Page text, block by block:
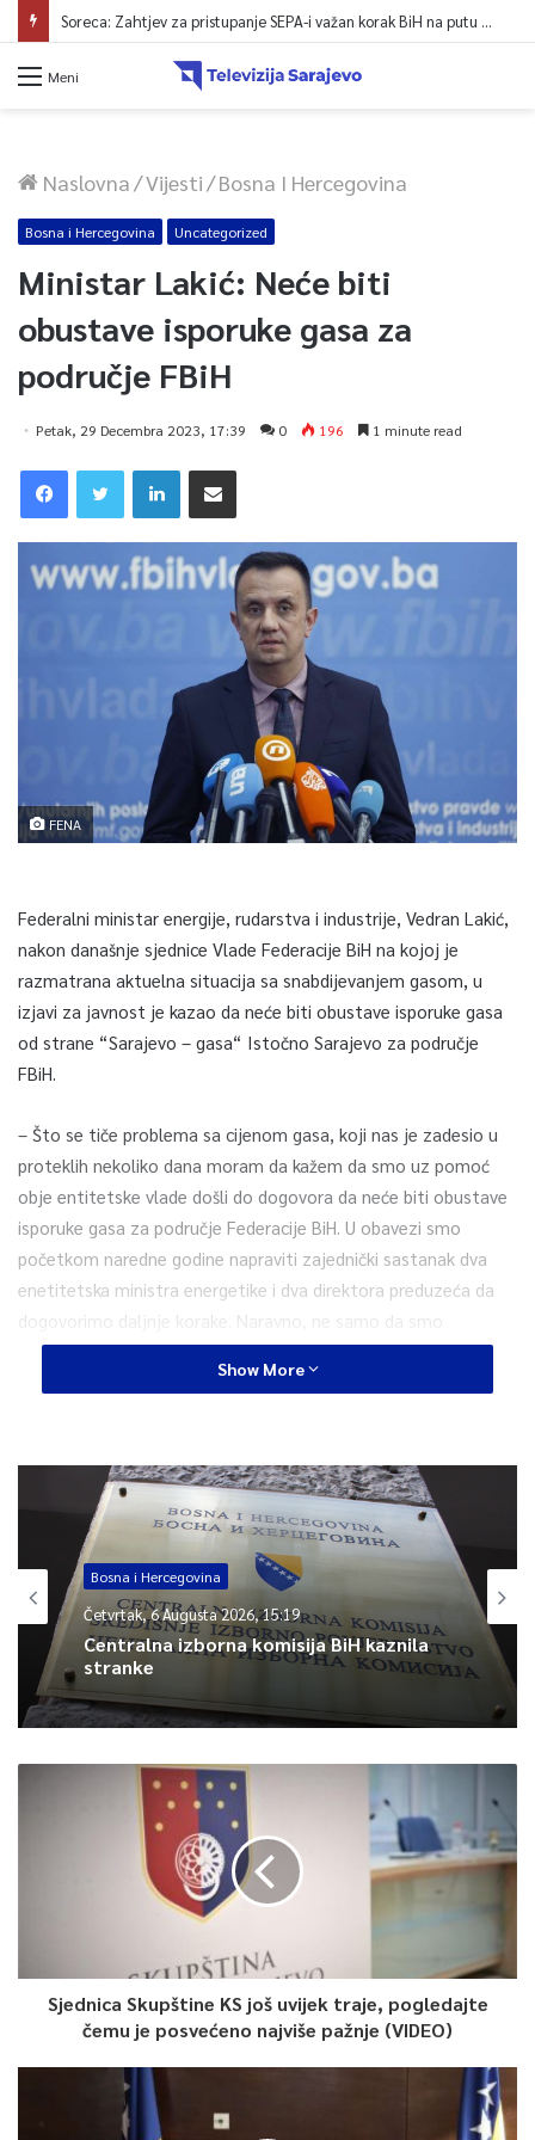
Soreca: Zahtjev za pristupanje SEPA-i važan korak BiH na putu ka EU
Meni
Naslovna/Vijesti/Bosna I Hercegovina
Bosna i Hercegovina Uncategorized
Ministar Lakić: Neće biti
obustave isporuke gasa za
područje FBiH
Petak, 29 Decembra 2023, 17:39 0 196 1 minute read
FENA
Federalni ministar energije, rudarstva i industrije, Vedran Lakić,
nakon današnje sjednice Vlade Federacije BiH na kojoj je
razmatrana aktuelna situacija sa snabdijevanjem gasom, u
izjavi za javnost je kazao da neće biti obustave isporuke gasa
od strane “Sarajevo – gasa“ Istočno Sarajevo za područje
FBiH.
– Što se tiče problema sa cijenom gasa, koji nas je zadesio u
proteklih nekoliko dana moram da kažem da smo uz pomoć
obje entitetske vlade došli do dogovora da neće biti obustave
isporuke gasa za područje Federacije BiH. U obavezi smo
početkom naredne godine napraviti zajednički sastanak dva
enetitetska ministra energetike i dva direktora preduzeća da
dogovorimo daljnje korake. Naravno, ne samo da smo
komunicirali kolega ministar Đokić i ja, nego su i dva entitetska
premijera, Federacije BiH i Republike srpske, gospodin Nikšić i
ovu temu – kazao je ministar Lakić, saopćeno je iz Ureda Vlade
FBiH za odnose s javnošću.
0
Article Rating
Show More
Bosna i Hercegovina
Četvrtak, 6 Augusta 2026, 15:19
Centralna izborna komisija BiH kaznila
stranke
Sjednica Skupštine KS još uvijek traje, pogledajte
čemu je posvećeno najviše pažnje (VIDEO)